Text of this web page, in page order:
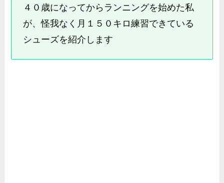
４０歳になってからランニングを始めた私
が、怪我なく月１５０キロ練習できている
シューズを紹介します